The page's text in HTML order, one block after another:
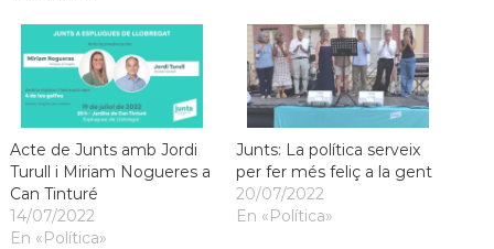
Acte de Junts amb Jordi
Turull i Miriam Nogueres a
Can Tinturé
14/07/2022
En «Política»
Junts: La política serveix
per fer més feliç a la gent
20/07/2022
En «Política»